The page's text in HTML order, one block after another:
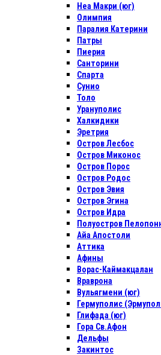
Неа Макри (юг)
Олимпия
Паралия Катерини
Патры
Пиерия
Санторини
Спарта
Сунио
Толо
Урануполис
Халкидики
Эретрия
Остров Лесбос
Остров Миконос
Остров Порос
Остров Родос
Остров Эвия
Остров Эгина
Остров Идра
Полуостров
Айа Апостоли
Аттика
Афины
Ворас-Каймакцалан
Враврона
Вульягмени (юг)
Гермуполис
Глифада (юг)
Гора Св.Афон
Дельфы
Закинтос